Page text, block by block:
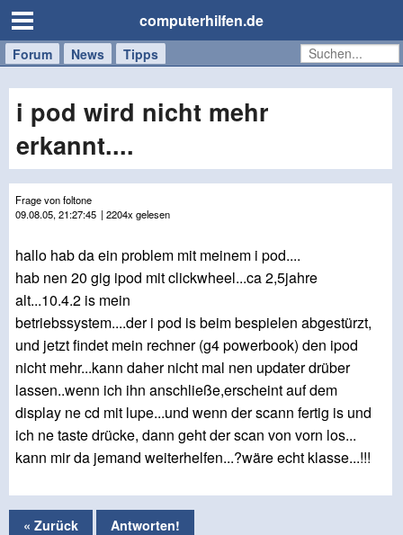
computerhilfen.de
Forum News Tipps
Handy
Tablet
Windows
Mac
i pod wird nicht mehr
erkannt....
Frage von foltone
09.08.05, 21:27:45 | 2204x gelesen
hallo hab da ein problem mit meinem i pod....
hab nen 20 gig ipod mit clickwheel...ca 2,5jahre
alt...10.4.2 is mein
betriebssystem....der i pod is beim bespielen abgestürzt,
und jetzt findet mein rechner (g4 powerbook) den ipod
nicht mehr...kann daher nicht mal nen updater drüber
lassen..wenn ich ihn anschließe,erscheint auf dem
display ne cd mit lupe...und wenn der scann fertig is und
ich ne taste drücke, dann geht der scan von vorn los...
kann mir da jemand weiterhelfen...?wäre echt klasse...!!!
« Zurück Antworten!